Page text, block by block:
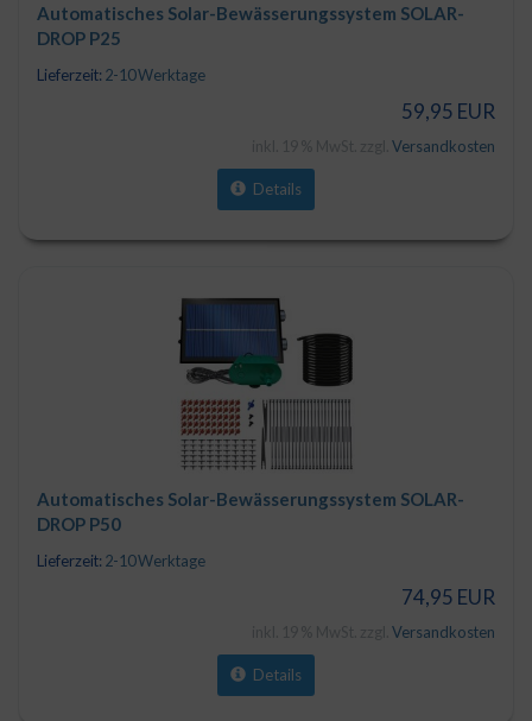
Automatisches Solar-Bewässerungssystem SOLAR-
DROP P25
Lieferzeit: 2-10 Werktage
59,95 EUR
Versandkosten
Details
Automatisches Solar-Bewässerungssystem SOLAR-
DROP P50
Lieferzeit: 2-10 Werktage
74,95 EUR
Versandkosten
Details